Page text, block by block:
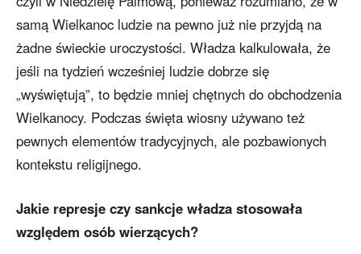
samą Wielkanoc ludzie na pewno już nie przyjdą na
żadne świeckie uroczystości. Władza kalkulowała, że
jeśli na tydzień wcześniej ludzie dobrze się
„wyświętują”, to będzie mniej chętnych do obchodzenia
Wielkanocy. Podczas święta wiosny używano też
pewnych elementów tradycyjnych, ale pozbawionych
kontekstu religijnego.
Jakie represje czy sankcje władza stosowała
względem osób wierzących?